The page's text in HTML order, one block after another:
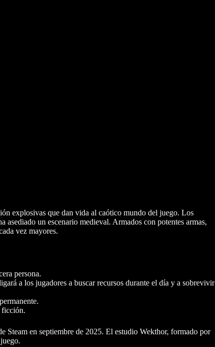
explosivas que dan vida al caótico mundo del juego. Los
un escenario medieval. Armados con potentes armas,
vez mayores.
persona.
a los jugadores a buscar recursos durante el día y a sobrevivir
ficción.
Steam en septiembre de 2025. El estudio Wekthor, formado por